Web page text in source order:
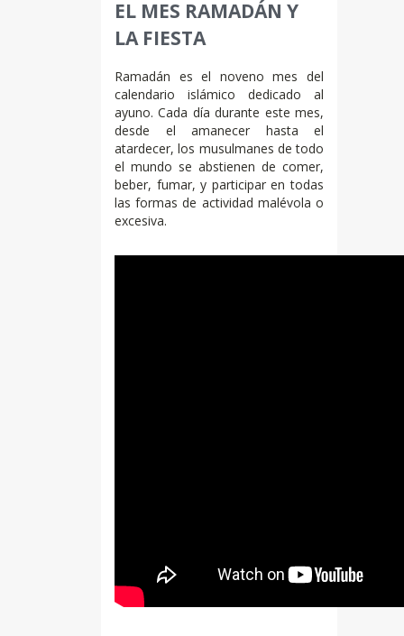
EL MES RAMADÁN Y
LA FIESTA
Ramadán es el noveno mes del
calendario islámico dedicado al
ayuno. Cada día durante este mes,
desde el amanecer hasta el
atardecer, los musulmanes de todo
el mundo se abstienen de comer,
beber, fumar, y participar en todas
las formas de actividad malévola o
excesiva.